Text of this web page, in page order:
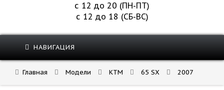
с 12 до 20 (ПН-ПТ)
с 12 до 18 (СБ-ВС)
НАВИГАЦИЯ
Главная Модели KTM 65 SX 2007